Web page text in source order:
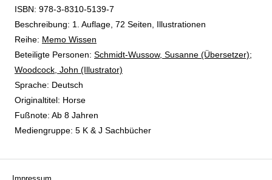
ISBN: 978-3-8310-5139-7
Beschreibung: 1. Auflage, 72 Seiten, Illustrationen
Reihe: Memo Wissen
Beteiligte Personen: Suche nach dieser Beteiligten Person
Schmidt-Wussow, Susanne (Übersetzer);
Woodcock, John (Illustrator)
Sprache: Deutsch
Originaltitel: Horse
Fußnote: Ab 8 Jahren
Mediengruppe: 5 K & J Sachbücher